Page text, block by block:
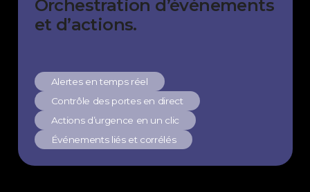
Orchestration d’événements
et d’actions.
Alertes en temps réel
Contrôle des portes en direct
Actions d’urgence en un clic
Événements liés et corrélés